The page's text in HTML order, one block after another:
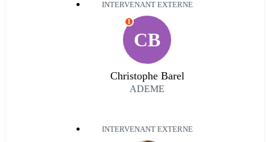
INTERVENANT EXTERNE
CB
I
Christophe Barel
ADEME
INTERVENANT EXTERNE